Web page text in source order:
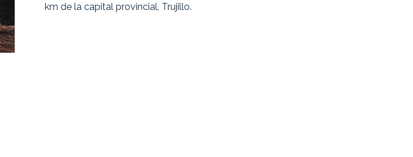
km de la capital provincial, Trujillo.